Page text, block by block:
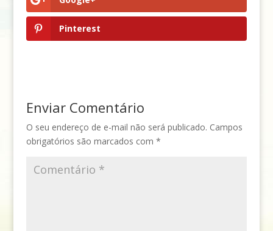
Pinterest
Enviar Comentário
O seu endereço de e-mail não será publicado. Campos
obrigatórios são marcados com *